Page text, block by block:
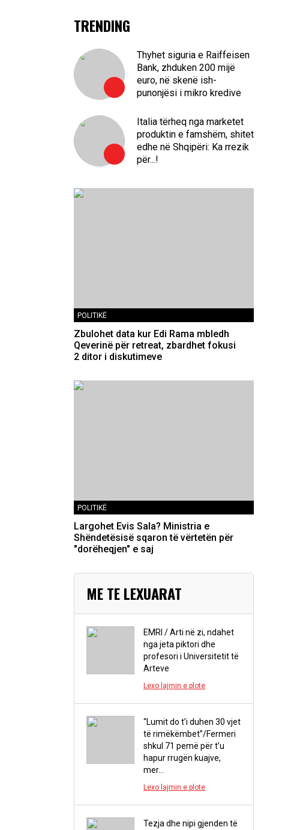
TRENDING
Thyhet siguria e Raiffeisen
Bank, zhduken 200 mijë
euro, në skenë ish-
punonjësi i mikro kredive
Italia tërheq nga marketet
produktin e famshëm, shitet
edhe në Shqipëri: Ka rrezik
për...!
POLITIKË
Zbulohet data kur Edi Rama mbledh
Qeverinë për retreat, zbardhet fokusi
2 ditor i diskutimeve
POLITIKË
Largohet Evis Sala? Ministria e
Shëndetësisë sqaron të vërtetën për
"dorëheqjen" e saj
ME TE LEXUARAT
EMRI / Arti në zi, ndahet
nga jeta piktori dhe
profesori i Universitetit të
Arteve
Lexo lajmin e plote
“Lumit do t’i duhen 30 vjet
të rimëkëmbet”/Fermeri
shkul 71 pemë për t’u
hapur rrugën kuajve,
mer...
Lexo lajmin e plote
Tezja dhe nipi gjenden të